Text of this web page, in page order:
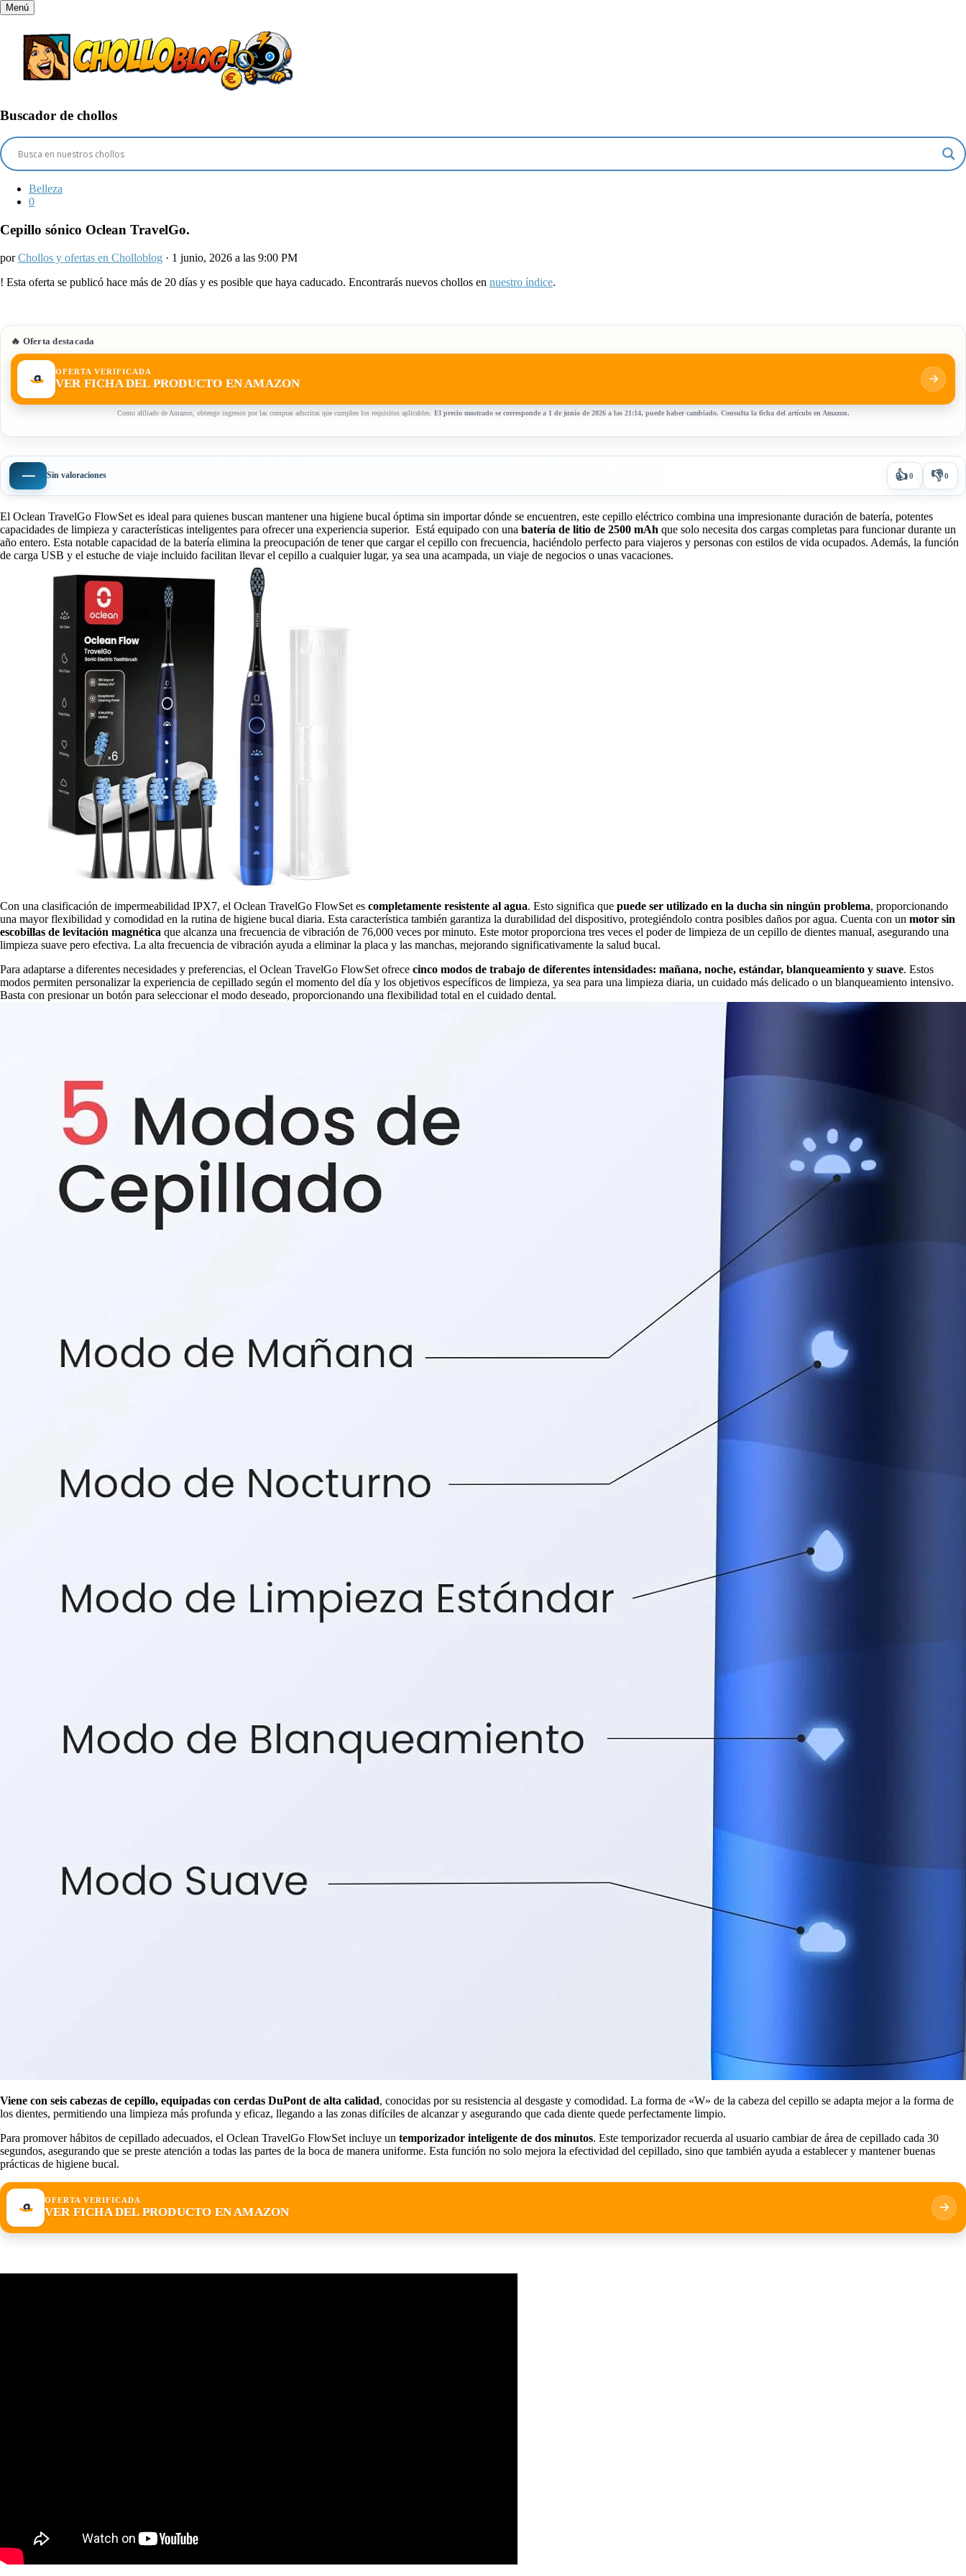
Menú
Buscador de chollos
Belleza
0
Cepillo sónico Oclean TravelGo.
porChollos y ofertas en Cholloblog · 1 junio, 2026 a las 9:00 PM
! Esta oferta se publicó hace más de 20 días y es posible que haya caducado. Encontrarás nuevos chollos en nuestro índice.
🔥 Oferta destacada
OFERTA VERIFICADA
VER FICHA DEL PRODUCTO EN AMAZON
Como afiliado de Amazon, obtengo ingresos por las compras adscritas que cumplen los requisitos aplicables. El precio mostrado se corresponde a 1 de junio de 2026 a las 21:14, puede haber cambiado. Consulta la ficha del artículo en Amazon.
— Sin valoraciones 👍0 👎0
El Oclean TravelGo FlowSet es ideal para quienes buscan mantener una higiene bucal óptima sin importar dónde se encuentren, este cepillo eléctrico combina una impresionante duración de batería, potentes
capacidades de limpieza y características inteligentes para ofrecer una experiencia superior. Está equipado con una batería de litio de 2500 mAh que solo necesita dos cargas completas para funcionar durante un
año entero. Esta notable capacidad de la batería elimina la preocupación de tener que cargar el cepillo con frecuencia, haciéndolo perfecto para viajeros y personas con estilos de vida ocupados. Además, la función
de carga USB y el estuche de viaje incluido facilitan llevar el cepillo a cualquier lugar, ya sea una acampada, un viaje de negocios o unas vacaciones.
Con una clasificación de impermeabilidad IPX7, el Oclean TravelGo FlowSet es completamente resistente al agua. Esto significa que puede ser utilizado en la ducha sin ningún problema, proporcionando
una mayor flexibilidad y comodidad en la rutina de higiene bucal diaria. Esta característica también garantiza la durabilidad del dispositivo, protegiéndolo contra posibles daños por agua. Cuenta con un motor sin
escobillas de levitación magnética que alcanza una frecuencia de vibración de 76,000 veces por minuto. Este motor proporciona tres veces el poder de limpieza de un cepillo de dientes manual, asegurando una
limpieza suave pero efectiva. La alta frecuencia de vibración ayuda a eliminar la placa y las manchas, mejorando significativamente la salud bucal.
Para adaptarse a diferentes necesidades y preferencias, el Oclean TravelGo FlowSet ofrece cinco modos de trabajo de diferentes intensidades: mañana, noche, estándar, blanqueamiento y suave. Estos
modos permiten personalizar la experiencia de cepillado según el momento del día y los objetivos específicos de limpieza, ya sea para una limpieza diaria, un cuidado más delicado o un blanqueamiento intensivo.
Basta con presionar un botón para seleccionar el modo deseado, proporcionando una flexibilidad total en el cuidado dental.
Viene con seis cabezas de cepillo, equipadas con cerdas DuPont de alta calidad, conocidas por su resistencia al desgaste y comodidad. La forma de «W» de la cabeza del cepillo se adapta mejor a la forma de
los dientes, permitiendo una limpieza más profunda y eficaz, llegando a las zonas difíciles de alcanzar y asegurando que cada diente quede perfectamente limpio.
Para promover hábitos de cepillado adecuados, el Oclean TravelGo FlowSet incluye un temporizador inteligente de dos minutos. Este temporizador recuerda al usuario cambiar de área de cepillado cada 30
segundos, asegurando que se preste atención a todas las partes de la boca de manera uniforme. Esta función no solo mejora la efectividad del cepillado, sino que también ayuda a establecer y mantener buenas
prácticas de higiene bucal.
OFERTA VERIFICADA
VER FICHA DEL PRODUCTO EN AMAZON